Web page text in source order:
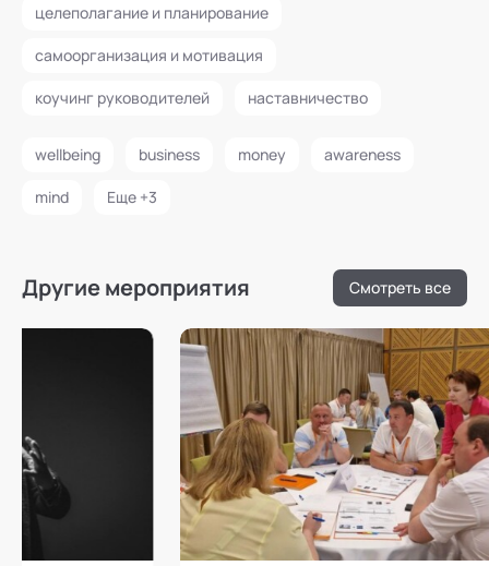
целеполагание и планирование
самоорганизация и мотивация
коучинг руководителей наставничество
wellbeing business money awareness
mind Еще +3
Другие мероприятия Смотреть все